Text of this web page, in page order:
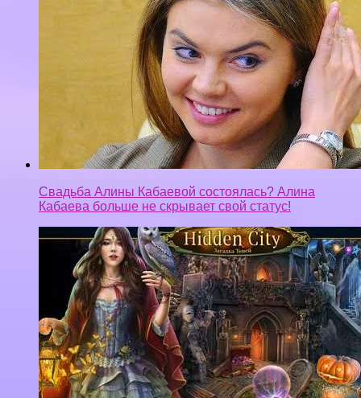
Свадьба Алины Кабаевой состоялась? Алина
Кабаева больше не скрывает свой статус!